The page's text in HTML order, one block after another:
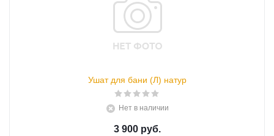
Ушат для бани (Л) натур
Нет в наличии
3 900 руб.